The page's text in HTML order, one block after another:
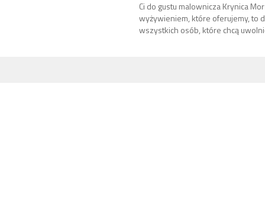
Ci do gustu malownicza Krynica
wyżywieniem, które oferujemy, to
wszystkich osób, które chcą